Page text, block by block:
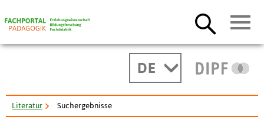
DE
Literatur Suchergebnisse